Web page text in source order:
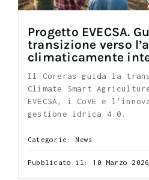
Progetto EVECSA.
transizione verso
climaticamente
Il Coreras guida la
Climate Smart
EVECSA, i CoVE e
gestione idrica 4.0.
Categorie: News
Pubblicato il: 10 Marzo 2026